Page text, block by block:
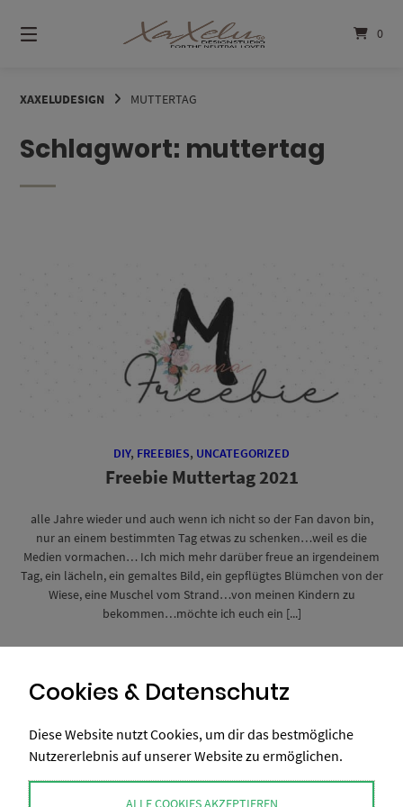
zum
Inhalt
0
XAXELUDESIGN MUTTERTAG
Schlagwort: muttertag
DIY, FREEBIES, UNCATEGORIZED
Freebie Muttertag 2021
alle Jahre wieder und auch wenn ich nicht so der Fan davon bin,
nur an einem bestimmten Tag etwas zu schenken…weil es die
Medien vormachen… Ich mich mehr darüber freue an irgendeinem
Tag, ein lächeln, ein gemaltes Bild, ein gepflügtes Blümchen von der
Wiese, eine Muschel vom Strand…von meinen Kindern zu
bekommen…möchte ich euch ein [...]
Cookies & Datenschutz
Diese Website nutzt Cookies, um dir das bestmögliche
Nutzererlebnis auf unserer Website zu ermöglichen.
ALLE COOKIES AKZEPTIEREN